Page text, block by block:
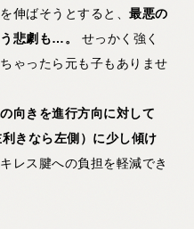
伸ばそうとすると、最悪の
悲劇も…。
せっかく強く
ゃったら元も子もありませ
向きを進行方向に対して
きなら左側）に少し傾け
レス腱への負担を軽減でき